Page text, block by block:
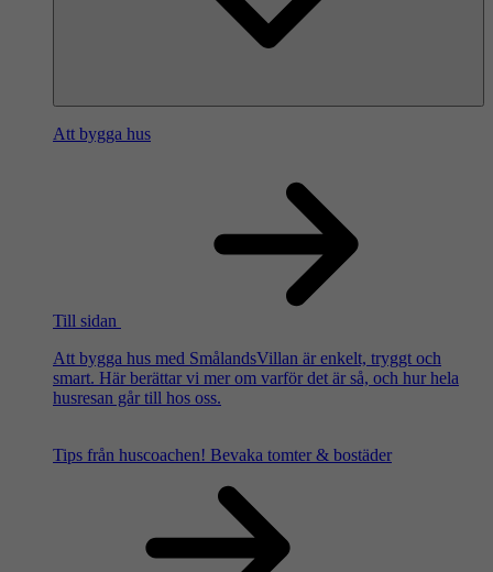
Att bygga hus
Till sidan
Att bygga hus med SmålandsVillan är enkelt, tryggt och
smart. Här berättar vi mer om varför det är så, och hur hela
husresan går till hos oss.
Tips från huscoachen! Bevaka tomter & bostäder